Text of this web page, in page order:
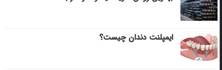
ایمپلنت دندان چیست؟